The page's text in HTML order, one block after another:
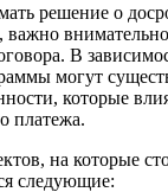
решение о
В
могут
которые
платежа.
на которые
следующие: